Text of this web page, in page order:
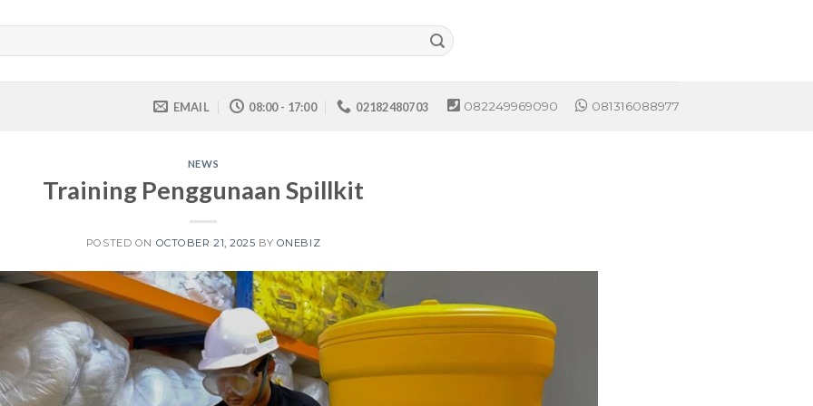
EMAIL 08:00 - 17:00 02182480703 082249969090 081316088977
NEWS
Training Penggunaan Spillkit
POSTED ON OCTOBER 21, 2025 BY ONEBIZ